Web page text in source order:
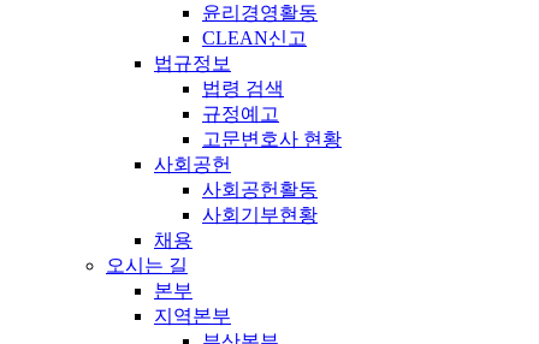
윤리경영활동
CLEAN신고
법규정보
법령 검색
규정예고
고문변호사 현황
사회공헌
사회공헌활동
사회기부현황
채용
오시는 길
본부
지역본부